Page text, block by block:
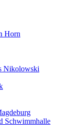
Horn
Nikolowski
Schwimmhalle